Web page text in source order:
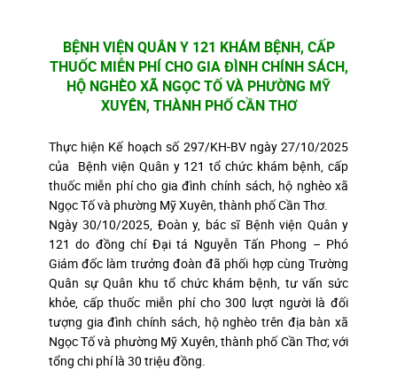
BỆNH VIỆN QUÂN Y 121 KHÁM BỆNH, CẤP
THUỐC MIỄN PHÍ CHO GIA ĐÌNH CHÍNH SÁCH,
HỘ NGHÈO XÃ NGỌC TỐ VÀ PHƯỜNG MỸ
XUYÊN, THÀNH PHỐ CẦN THƠ
Thực hiện Kế hoạch số 297/KH-BV ngày 27/10/2025
của Bệnh viện Quân y 121 tổ chức khám bệnh, cấp
thuốc miễn phí cho gia đình chính sách, hộ nghèo xã
Ngọc Tố và phường Mỹ Xuyên, thành phố Cần Thơ.
Ngày 30/10/2025, Đoàn y, bác sĩ Bệnh viện Quân y
121 do đồng chí Đại tá Nguyễn Tấn Phong – Phó
Giám đốc làm trưởng đoàn đã phối hợp cùng Trường
Quân sự Quân khu tổ chức khám bệnh, tư vấn sức
khỏe, cấp thuốc miễn phí cho 300 lượt người là đối
tượng gia đình chính sách, hộ nghèo trên địa bàn xã
Ngọc Tố và phường Mỹ Xuyên, thành phố Cần Thơ; với
tổng chi phí là 30 triệu đồng.